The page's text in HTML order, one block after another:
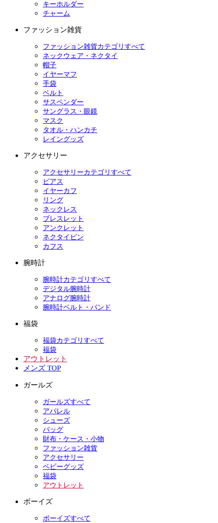
キーホルダー
チャーム
ファッション雑貨
ファッション雑貨カテゴリすべて
ネックウェア・ネクタイ
帽子
イヤーマフ
手袋
ベルト
サスペンダー
サングラス・眼鏡
マスク
タオル・ハンカチ
レイングッズ
アクセサリー
アクセサリーカテゴリすべて
ピアス
イヤーカフ
リング
ネックレス
ブレスレット
アンクレット
ネクタイピン
カフス
腕時計
腕時計カテゴリすべて
デジタル腕時計
アナログ腕時計
腕時計ベルト・バンド
福袋
福袋カテゴリすべて
福袋
アウトレット
メンズ TOP
ガールズ
ガールズすべて
アパレル
シューズ
バッグ
財布・ケース・小物
ファッション雑貨
アクセサリー
ベビーグッズ
福袋
アウトレット
ボーイズ
ボーイズすべて